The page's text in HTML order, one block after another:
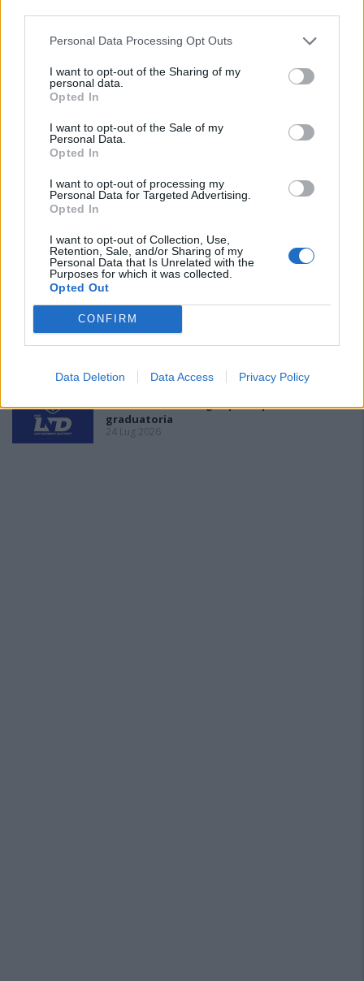
Personal Data Processing Opt Outs
I want to opt-out of the Sharing of my
personal data.
Opted In
I want to opt-out of the Sale of my
Personal Data.
Opted In
I want to opt-out of processing my
Personal Data for Targeted Advertising.
Opted In
I want to opt-out of Collection, Use,
Retention, Sale, and/or Sharing of my
Personal Data that Is Unrelated with the
Purposes for which it was collected.
Opted Out
CONFIRM
Data Deletion Data Access Privacy Policy
Carboni parte l'era Fuke: «Tenere la D con un
progetto sostenibile»
4 Ago 2026
Lnd, il nodo ripescaggi non si scioglie:
3 Ago 2026
L'Ossese in D con lo zoccolo duro: Di Pietro,
Fancellu, Gueli, Nurra, Mainardi e Tapparello
30 Lug 2026
Latte Dolce, Andrea Grigoras è il nuovo ds
29 Lug 2026
sono 5: l'Ilva battaglia per la posizione in
graduatoria
24 Lug 2026